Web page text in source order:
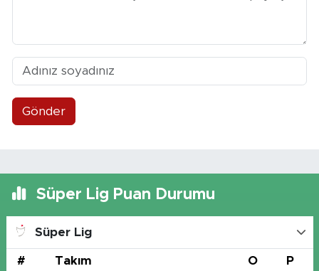
Gönder
Süper Lig Puan Durumu
Süper Lig
# Takım O P